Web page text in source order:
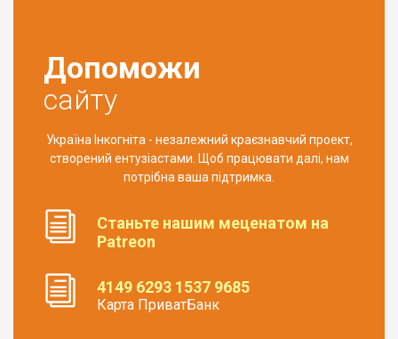
Допоможи
сайту
Україна Інкогніта - незалежний краєзнавчий проект,
створений ентузіастами. Щоб працювати далі, нам
потрібна ваша підтримка.
Станьте нашим меценатом на
Patreon
4149 6293 1537 9685
Карта ПриватБанк